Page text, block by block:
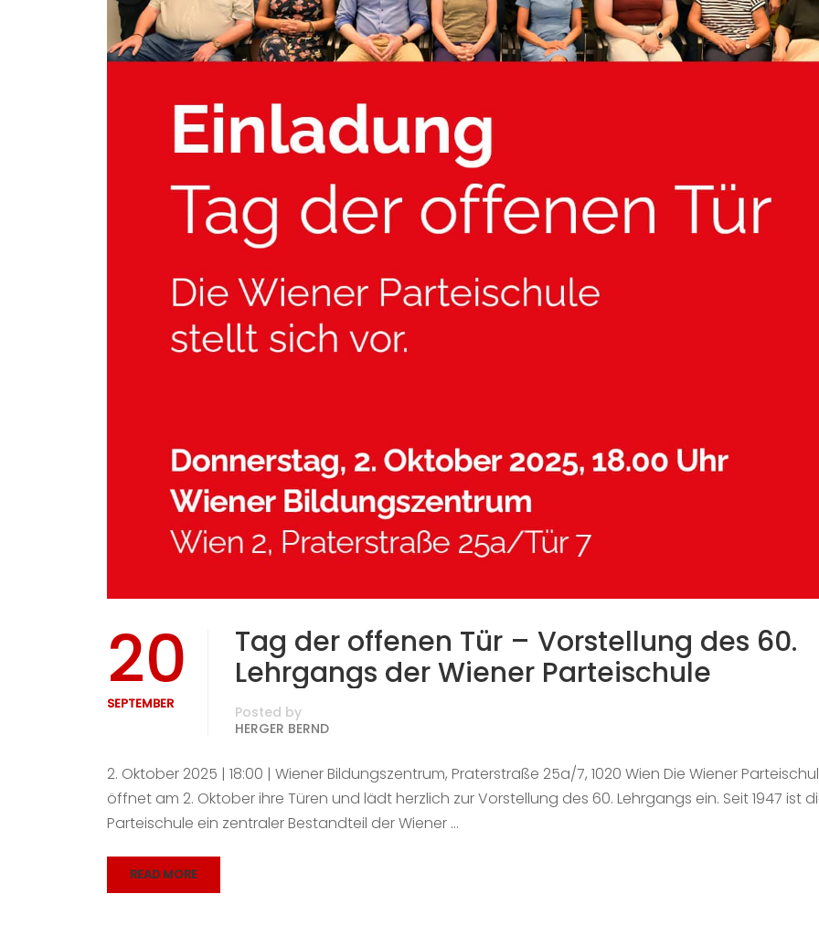
20
SEPTEMBER
Tag der offenen Tür – Vorstellung des 60.
Lehrgangs der Wiener Parteischule
Posted by
HERGER BERND
2. Oktober 2025 | 18:00 | Wiener Bildungszentrum, Praterstraße 25a/7, 1020 Wien Die Wiener
öffnet am 2. Oktober ihre Türen und lädt herzlich zur Vorstellung des 60. Lehrgangs ein. Seit 1947 ist
Parteischule ein zentraler Bestandteil der Wiener …
READ MORE